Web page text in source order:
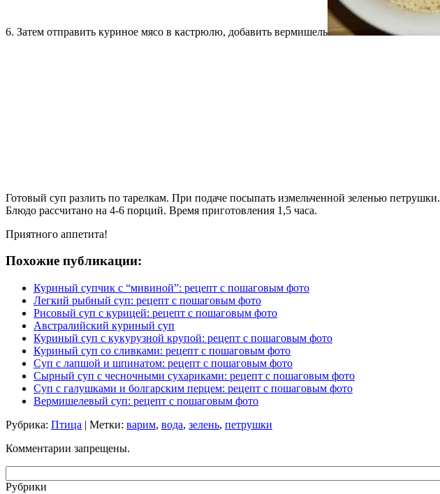
6. Затем отправить куриное мясо в кастрюлю, добавить вермишель
Готовый суп разлить по тарелкам. При подаче посыпать измельченной зеленью петрушки.
Блюдо рассчитано на 4-6 порций. Время приготовления 1,5 часа.
Приятного аппетита!
Похожие публикации:
Куриный супчик с “мивиной”: рецепт с пошаговым фото
Легкий рыбный суп: рецепт с пошаговым фото
Рисовый суп с курицей: рецепт с пошаговым фото
Австралийский куриный суп
Куриный суп с кукурузной крупой: рецепт с пошаговым фото
Куриный суп со сливками: рецепт с пошаговым фото
Суп с лапшой и шпинатом: рецепт с пошаговым фото
Сырный суп с чесночными сухариками: рецепт с пошаговым фото
Суп с галушками и болгарским перцем: рецепт с пошаговым фото
Вермишелевый суп: рецепт с пошаговым фото
Рубрика: Птица | Метки: варим, вода, зелень, петрушки
Комментарии запрещены.
Рубрики